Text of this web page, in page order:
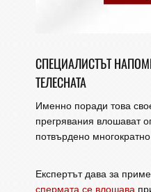
СПЕЦИАЛИСТЪТ
ТЕЛЕСНАТА
Именно поради това
прегрявания влошават
потвърдено
Експертът дава за
спермата се влошава